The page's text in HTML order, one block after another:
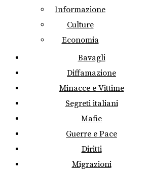
Informazione
Culture
Economia
Bavagli
Diffamazione
Minacce e Vittime
Segreti italiani
Mafie
Guerre e Pace
Diritti
Migrazioni